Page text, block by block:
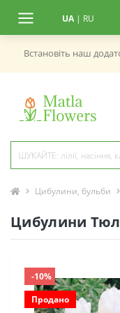
UA | RU
Встановiть наш
Цибулини, бульби
Цибулини
-10%
Продано